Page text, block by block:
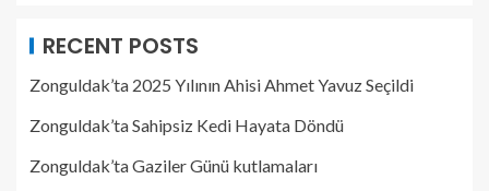
RECENT POSTS
Zonguldak’ta 2025 Yılının Ahisi Ahmet Yavuz Seçildi
Zonguldak’ta Sahipsiz Kedi Hayata Döndü
Zonguldak’ta Gaziler Günü kutlamaları